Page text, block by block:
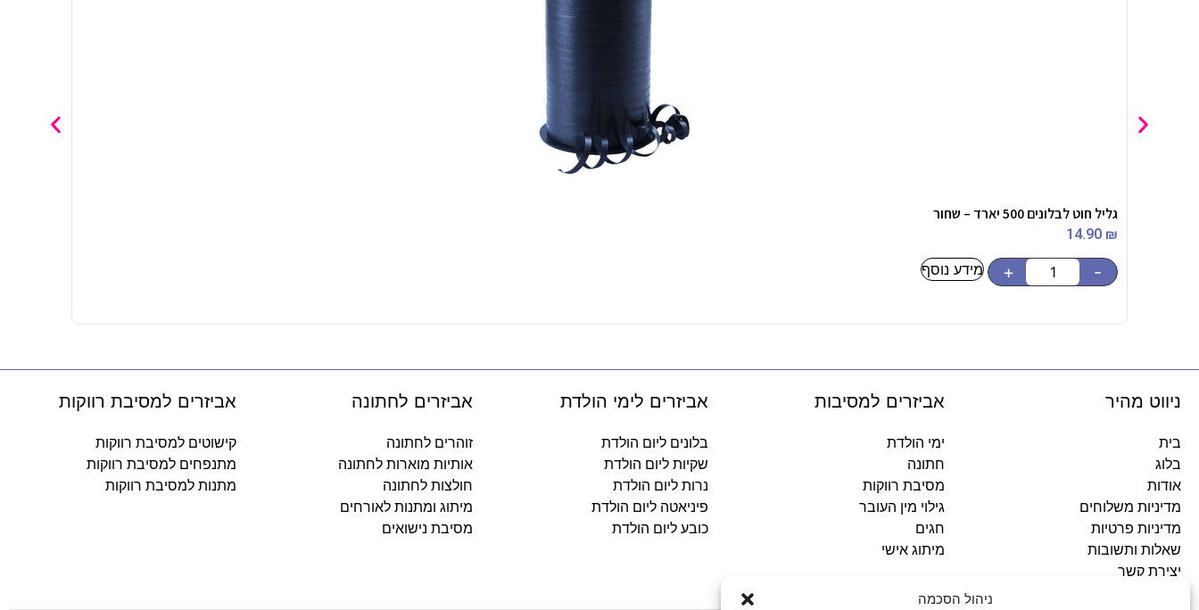
ניהול הסכמה
גליל חוט לבלונים 500 יארד – שחור
14.90 ₪
-
+ מידע נוסף
ניווט מהיר
בית
בלוג
אודות
מדיניות משלוחים
מדיניות פרטיות
שאלות ותשובות
יצירת קשר
אביזרים למסיבות
ימי הולדת
חתונה
מסיבת רווקות
גילוי מין העובר
חגים
מיתוג אישי
אביזרים לימי הולדת
בלונים ליום הולדת
שקיות ליום הולדת
נרות ליום הולדת
פיניאטה ליום הולדת
כובע ליום הולדת
אביזרים לחתונה
זוהרים לחתונה
אותיות מוארות לחתונה
חולצות לחתונה
מיתוג ומתנות לאורחים
מסיבת נישואים
אביזרים למסיבת רווקות
קישוטים למסיבת רווקות
מתנפחים למסיבת רווקות
מתנות למסיבת רווקות